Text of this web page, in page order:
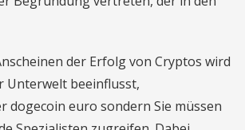
der Erfolg von Cryptos wird
Unterwelt beeinflusst,
dogecoin euro sondern Sie müssen